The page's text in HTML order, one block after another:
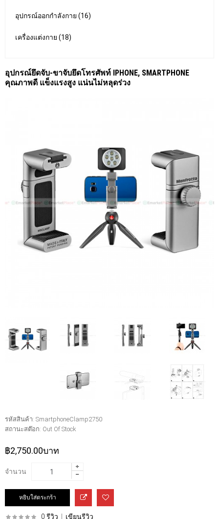
อุปกรณ์ออกกำลังกาย (16)
เครื่องแต่งกาย (18)
อุปกรณ์ยึดจับ-ขาจับยึดโทรศัพท์ IPHONE, SMARTPHONE
คุณภาพดี แข็งแรงสูง แน่นไม่หลุดร่วง
รหัสสินค้า: SmartphoneClamp2750
สถานะสต๊อก: Out Of Stock
฿2,750.00บาท
จำนวน
0 รีวิว เขียนรีวิว